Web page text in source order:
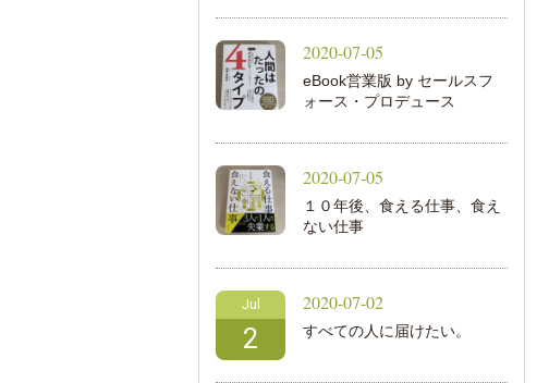
2020-07-05
eBook営業版 by セールスフ
ォース・プロデュース
2020-07-05
１０年後、食える仕事、食え
ない仕事
Jul
2
2020-07-02
すべての人に届けたい。